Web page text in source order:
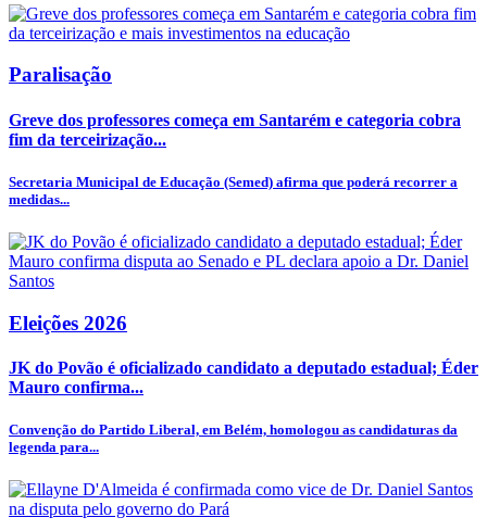
Paralisação
Greve dos professores começa em Santarém e categoria cobra
fim da terceirização...
Secretaria Municipal de Educação (Semed) afirma que poderá recorrer a
medidas...
Eleições 2026
JK do Povão é oficializado candidato a deputado estadual; Éder
Mauro confirma...
Convenção do Partido Liberal, em Belém, homologou as candidaturas da
legenda para...